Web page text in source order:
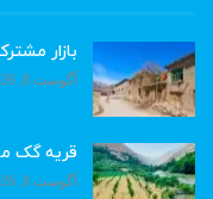
بازار
آگوست 8, 2026
قریه گک
آگوست 8, 2026